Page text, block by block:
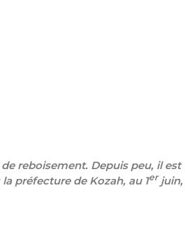
reboisement. Depuis peu, il est
préfecture de Kozah, au 1erjuin,